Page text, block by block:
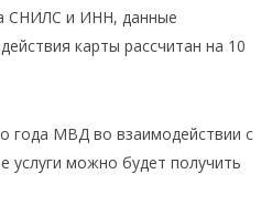
СНИЛС и ИНН, данные
карты рассчитан на 10
года МВД во взаимодействии с
услуги можно будет получить